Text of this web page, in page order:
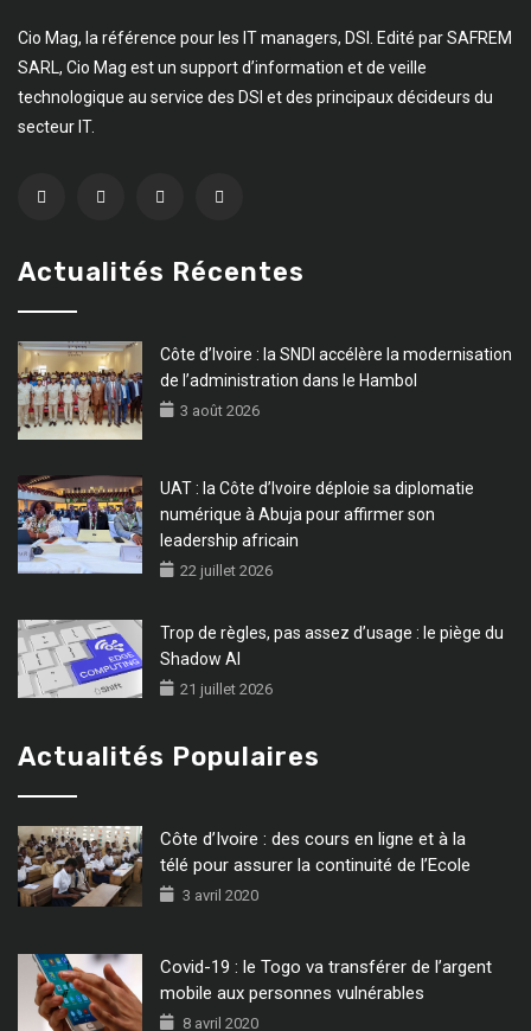
Cio Mag, la référence pour les IT managers, DSI. Edité par SAFREM
SARL, Cio Mag est un support d’information et de veille
technologique au service des DSI et des principaux décideurs du
secteur IT.
Actualités Récentes
Côte d’Ivoire : la SNDI accélère la modernisation
de l’administration dans le Hambol
3 août 2026
UAT : la Côte d’Ivoire déploie sa diplomatie
numérique à Abuja pour affirmer son
leadership africain
22 juillet 2026
Trop de règles, pas assez d’usage : le piège du
Shadow AI
21 juillet 2026
Actualités Populaires
Côte d’Ivoire : des cours en ligne et à la
télé pour assurer la continuité de l’Ecole
3 avril 2020
Covid-19 : le Togo va transférer de l’argent
mobile aux personnes vulnérables
8 avril 2020